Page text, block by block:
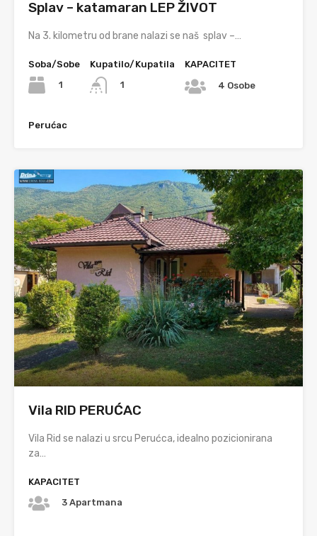
Splav – katamaran LEP ŽIVOT
Na 3. kilometru od brane nalazi se naš splav –…
Soba/Sobe
1
Kupatilo/Kupatila
1
KAPACITET
4 Osobe
Perućac
Vila RID PERUĆAC
Vila Rid se nalazi u srcu Perućca, idealno pozicionirana
za…
KAPACITET
3 Apartmana